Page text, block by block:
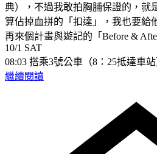
典），不過我敢拍胸脯保證的，就
算佔掉血拼的「扣達」，我也要給
再來個計畫與遊記的「Before &
10/1 SAT
08:03 搭乘3號公車（8：25抵達車站
繼續閱讀